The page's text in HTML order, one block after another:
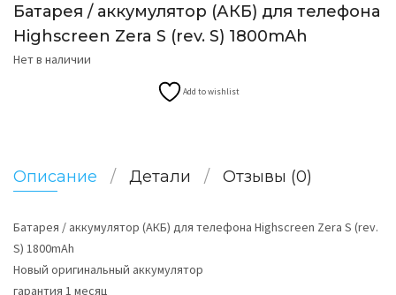
Батарея / аккумулятор (АКБ) для телефона
Highscreen Zera S (rev. S) 1800mAh
Нет в наличии
Add to wishlist
Описание Детали Отзывы (0)
Батарея / аккумулятор (АКБ) для телефона Highscreen Zera S (rev.
S) 1800mAh
Новый оригинальный аккумулятор
гарантия 1 месяц